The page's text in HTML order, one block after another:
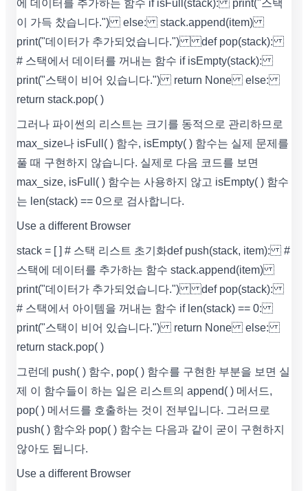
에 데이터를 추가하는 함수 if isFull(stack): print("스택
이 가득 찼습니다.") else: stack.append(item)
print("데이터가 추가되었습니다.") def pop(stack):
# 스택에서 데이터를 꺼내는 함수 if isEmpty(stack):
print("스택이 비어 있습니다.") return None else:
return stack.pop( )
그러나 파이썬의 리스트는 크기를 동적으로 관리하므로
max_size나 isFull( ) 함수, isEmpty( ) 함수는 실제 문제를
풀 때 구현하지 않습니다. 실제로 다음 코드를 보면
max_size, isFull( ) 함수는 사용하지 않고 isEmpty( ) 함수
는 len(stack) == 0으로 검사합니다.
Use a different Browser
stack = [ ] # 스택 리스트 초기화 def push(stack, item): #
스택에 데이터를 추가하는 함수 stack.append(item)
print("데이터가 추가되었습니다.") def pop(stack):
# 스택에서 아이템을 꺼내는 함수 if len(stack) == 0:
print("스택이 비어 있습니다.") return None else:
return stack.pop( )
그런데 push( ) 함수, pop( ) 함수를 구현한 부분을 보면 실
제 이 함수들이 하는 일은 리스트의 append( ) 메서드,
pop( ) 메서드를 호출하는 것이 전부입니다. 그러므로
push( ) 함수와 pop( ) 함수는 다음과 같이 굳이 구현하지
않아도 됩니다.
Use a different Browser